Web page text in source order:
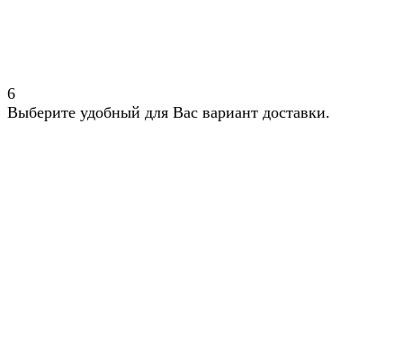
6
Выберите удобный для Вас вариант доставки.